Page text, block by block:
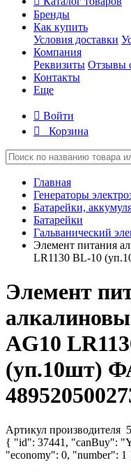
Бренды
Как купить
Условия доставки
Компания
Реквизиты Отзывы
Контакты
Еще
Войти
Корзина
Главная
Генераторы
Батарейки,
Батарейки
Гальванический
Элемент питания
LR1130 BL-10
Элемент
AG10
(уп.10шт)
Артикул производителя
{ "id": 37441, "canBuy":
"economy": 0, "number": 1